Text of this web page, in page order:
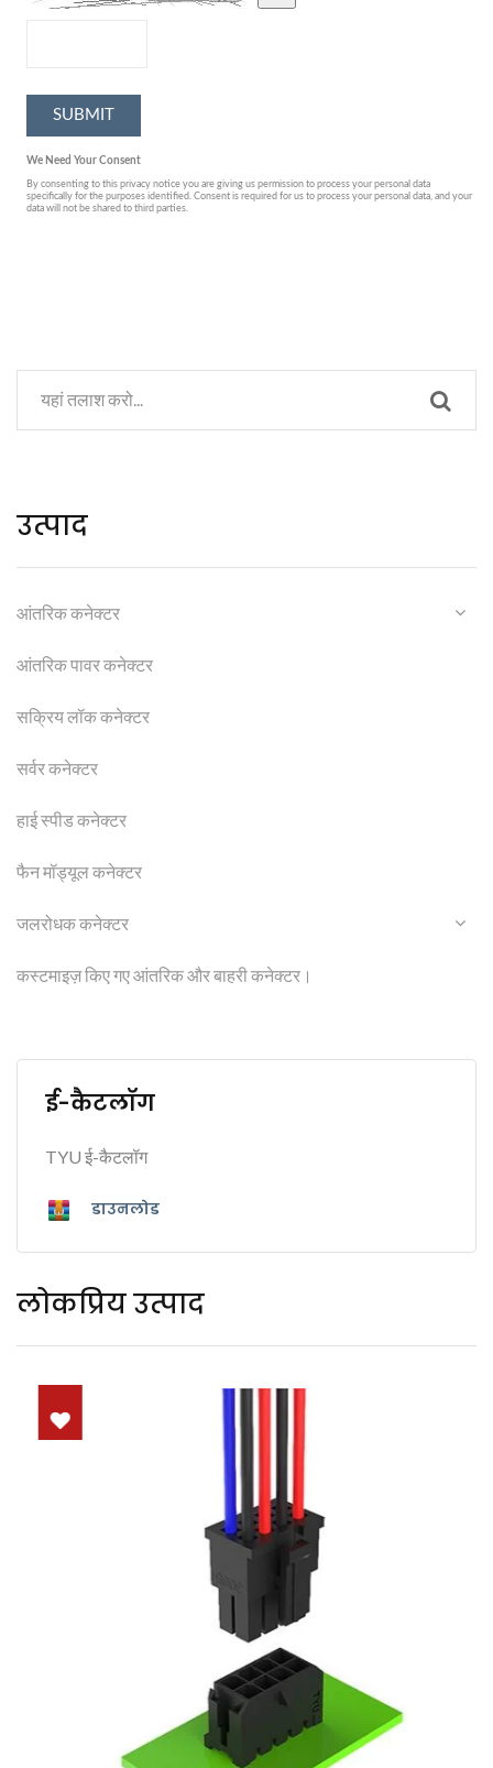
उत्पाद
आंतरिक कनेक्टर
आंतरिक पावर कनेक्टर
सक्रिय लॉक कनेक्टर
सर्वर कनेक्टर
हाई स्पीड कनेक्टर
फैन मॉड्यूल कनेक्टर
जलरोधक कनेक्टर
कस्टमाइज़ किए गए आंतरिक और बाहरी कनेक्टर।
ई-कैटलॉग
TYU ई-कैटलॉग
डाउनलोड
लोकप्रिय उत्पाद